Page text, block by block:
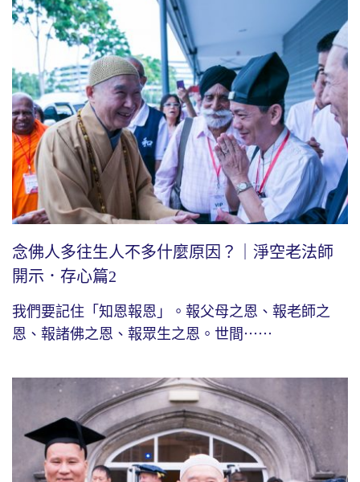
念佛人多往生人不多什麼原因？｜淨空老法師
開示．存心篇2
我們要記住「知恩報恩」。報父母之恩、報老師之
恩、報諸佛之恩、報眾生之恩。世間⋯⋯